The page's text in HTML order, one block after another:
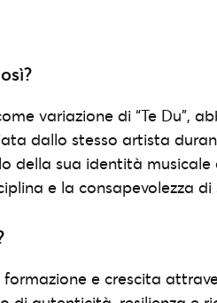
variazione di “Te Du”,
dallo stesso artista
della sua identità musicale
e la consapevolezza di
e crescita